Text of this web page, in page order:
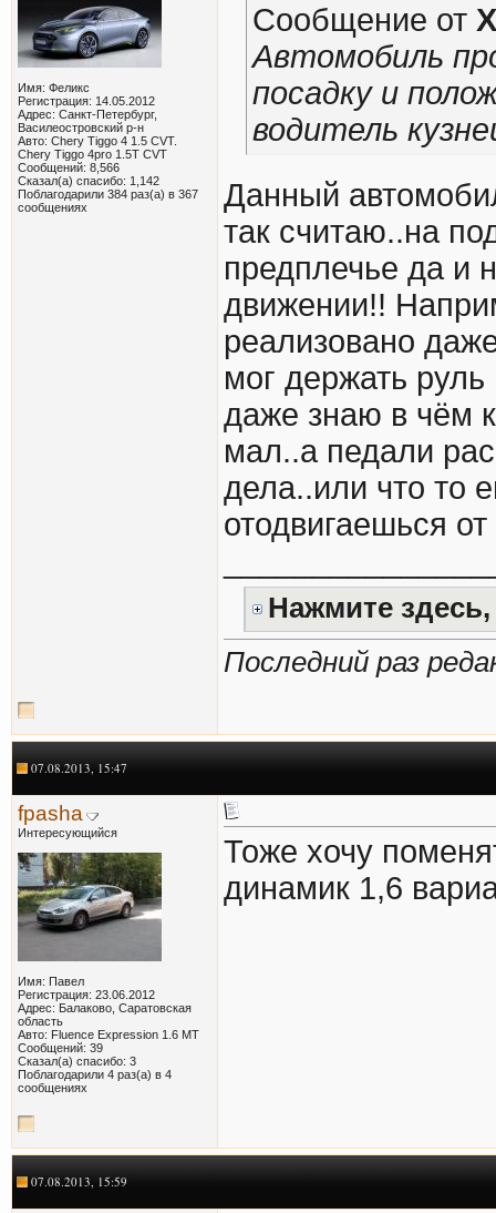
Имя: Феликс
Регистрация: 14.05.2012
Адрес: Санкт-Петербург,
Василеостровский р-н
Авто: Chery Tiggo 4 1.5 CVT.
Chery Tiggo 4pro 1.5T CVT
Сообщений: 8,566
Сказал(а) спасибо: 1,142
Поблагодарили 384 раз(а) в 367
сообщениях
Сообщение от
Автомобиль
посадку и
водитель
Данный
так считаю..на
предплечье да и
движении!!
реализовано
мог держать
даже знаю в чём
мал..а педали
дела..или что то
отодвигаешься
Нажмите
Последний раз
07.08.2013, 15:47
fpasha
Интересующийся
Имя: Павел
Регистрация: 23.06.2012
Адрес: Балаково, Саратовская
область
Авто: Fluence Expression 1.6 МТ
Сообщений: 39
Сказал(а) спасибо: 3
Поблагодарили 4 раз(а) в 4
сообщениях
Тоже хочу
динамик 1,6
07.08.2013, 15:59